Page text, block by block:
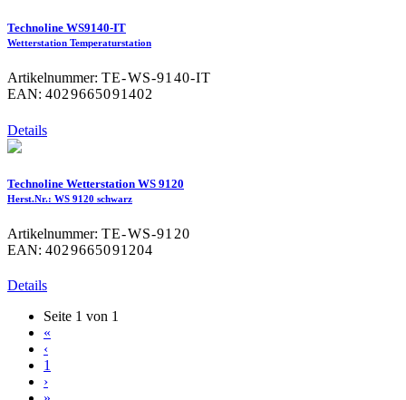
Technoline WS9140-IT
Wetterstation Temperaturstation
Artikelnummer: TE-WS-9140-IT
EAN: 4029665091402
Details
Technoline Wetterstation WS 9120
Herst.Nr.: WS 9120 schwarz
Artikelnummer: TE-WS-9120
EAN: 4029665091204
Details
Seite 1 von 1
«
‹
1
›